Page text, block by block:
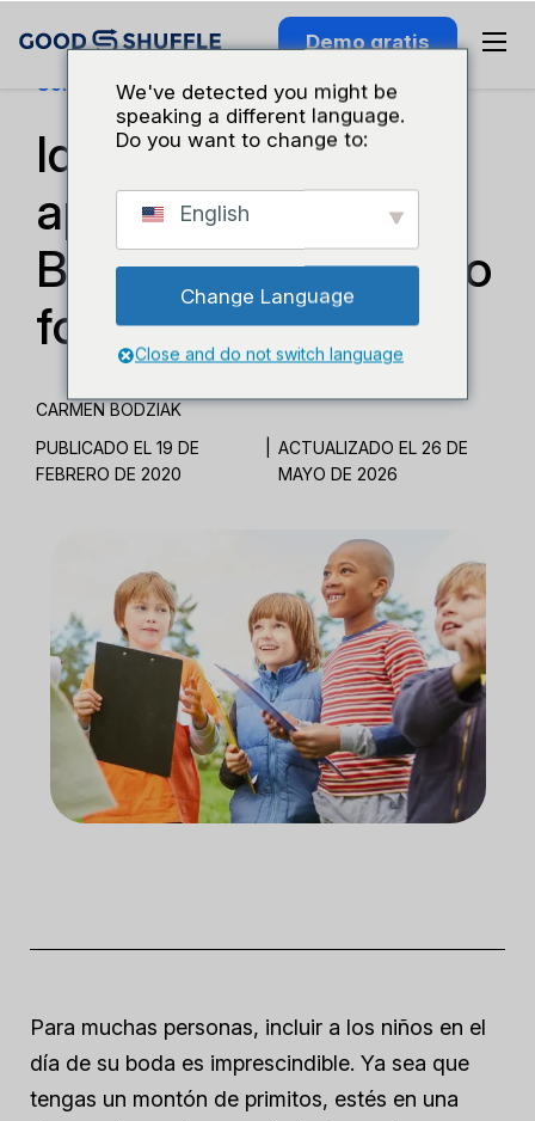
Demo gratis
Conocimiento Del Sector
Idea para una boda
apta para niños:
Búsqueda del tesoro
fotográfica
CARMEN BODZIAK
PUBLICADO EL 19 DE
FEBRERO DE 2020
ACTUALIZADO EL 26 DE
MAYO DE 2026
Para muchas personas, incluir a los niños en el
día de su boda es imprescindible. Ya sea que
tengas un montón de primitos, estés en una
We've detected you might be
speaking a different language.
Do you want to change to:
English
Change Language
Close and do not switch language